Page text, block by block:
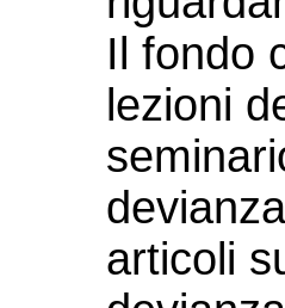
Il fondo
lezioni
articoli